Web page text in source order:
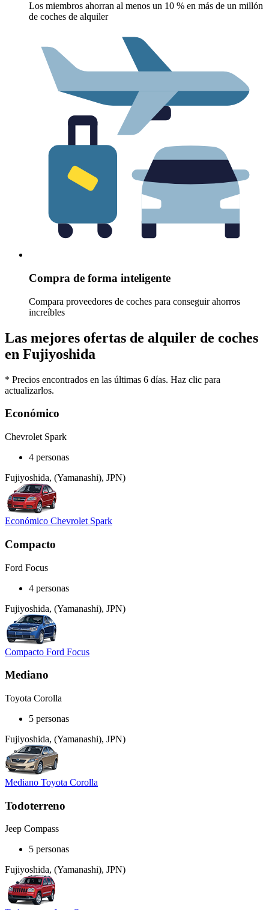
Los miembros ahorran al menos un 10 % en más de un millón
de coches de alquiler
Compra de forma inteligente
Compara proveedores de coches para conseguir ahorros
increíbles
Las mejores ofertas de alquiler de coches
en Fujiyoshida
* Precios encontrados en las últimas 6 días. Haz clic para
actualizarlos.
Económico
Chevrolet Spark
4 personas
Fujiyoshida, (Yamanashi), JPN)
Económico Chevrolet Spark
Compacto
Ford Focus
4 personas
Fujiyoshida, (Yamanashi), JPN)
Compacto Ford Focus
Mediano
Toyota Corolla
5 personas
Fujiyoshida, (Yamanashi), JPN)
Mediano Toyota Corolla
Todoterreno
Jeep Compass
5 personas
Fujiyoshida, (Yamanashi), JPN)